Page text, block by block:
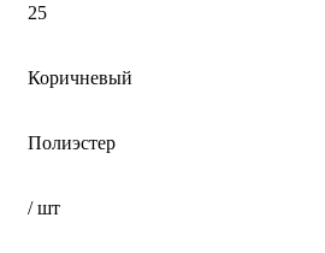
25
Коричневый
Полиэстер
/ шт